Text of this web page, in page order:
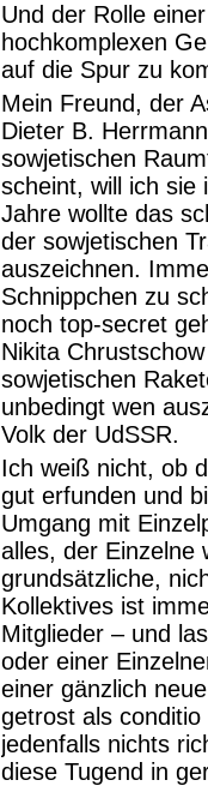
Und der Rolle
hochkomplexen
auf die Spur zu
Mein Freund, der
Dieter B.
sowjetischen
scheint, will ich sie
Jahre wollte das
der sowjetischen
auszeichnen.
Schnippchen zu
noch top-secret
Nikita
sowjetischen
unbedingt wen
Volk der UdSSR.
Ich weiß nicht, ob
gut erfunden und
Umgang mit
alles, der Einzelne
grundsätzliche,
Kollektives ist
Mitglieder – und
oder einer
einer gänzlich
getrost als
jedenfalls nichts
diese Tugend in